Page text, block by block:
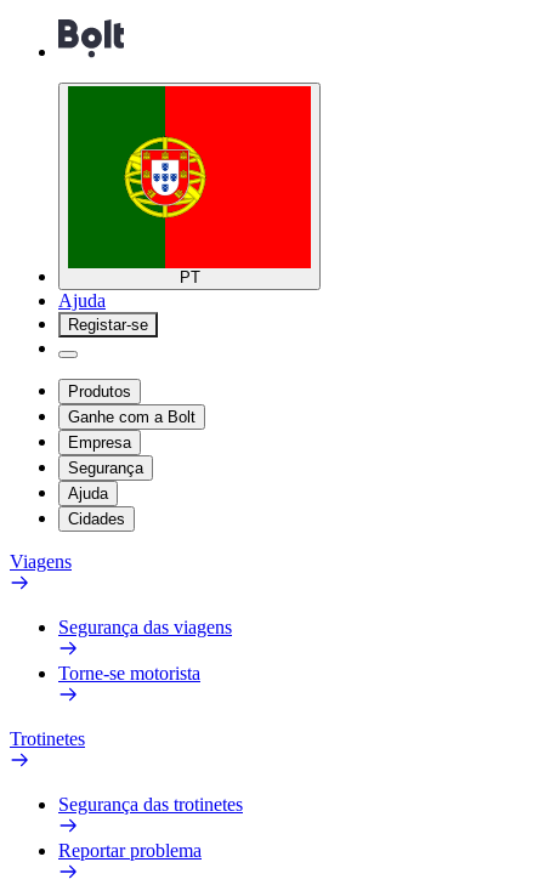
PT
Ajuda
Registar-se
Produtos
Ganhe com a Bolt
Empresa
Segurança
Ajuda
Cidades
Viagens
Segurança das viagens
Torne-se motorista
Trotinetes
Segurança das trotinetes
Reportar problema